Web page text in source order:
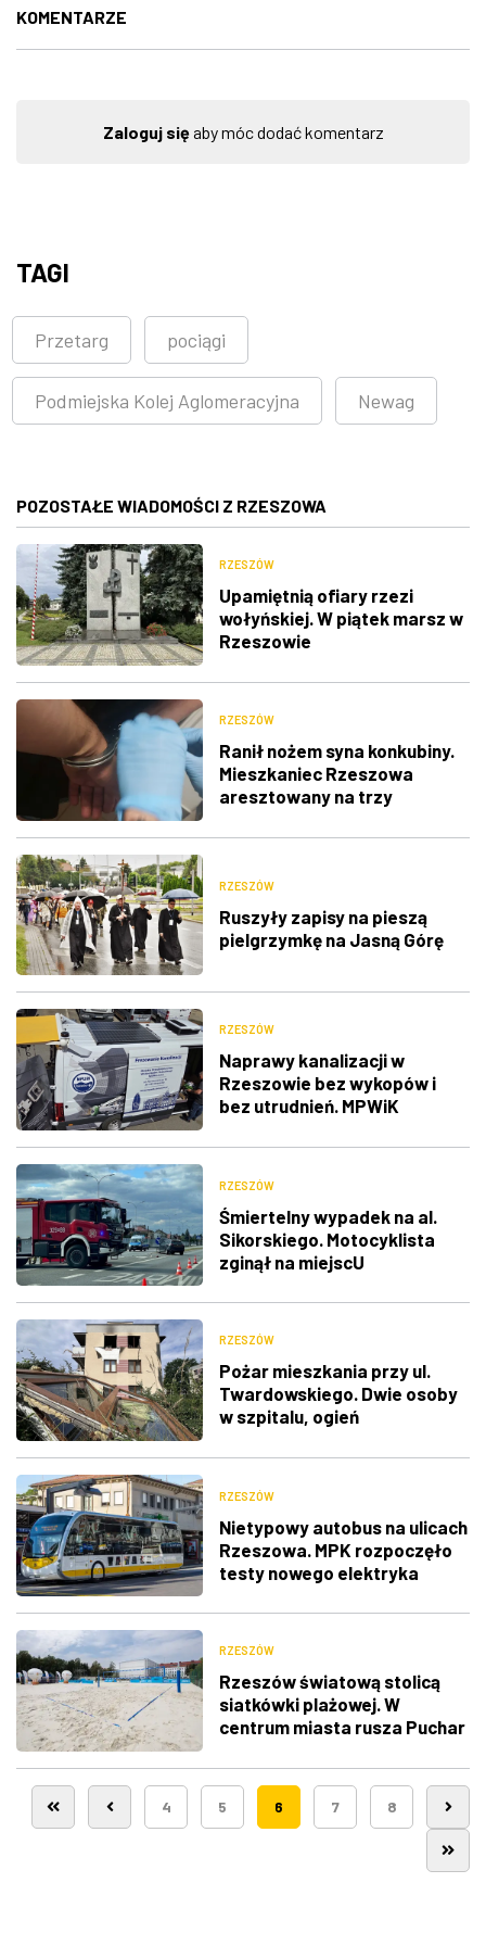
KOMENTARZE
Zaloguj sięaby móc dodać komentarz
TAGI
Przetarg pociągi
Podmiejska Kolej Aglomeracyjna Newag
POZOSTAŁE WIADOMOŚCI Z RZESZOWA
RZESZÓW
Upamiętnią ofiary rzezi
wołyńskiej. W piątek marsz w
Rzeszowie
RZESZÓW
Ranił nożem syna konkubiny.
Mieszkaniec Rzeszowa
aresztowany na trzy
RZESZÓW
Ruszyły zapisy na pieszą
pielgrzymkę na Jasną Górę
RZESZÓW
Naprawy kanalizacji w
Rzeszowie bez wykopów i
bez utrudnień. MPWiK
sprzęt
RZESZÓW
Śmiertelny wypadek na al.
Sikorskiego. Motocyklista
zginął na miejscU
RZESZÓW
Pożar mieszkania przy ul.
Twardowskiego. Dwie osoby
w szpitalu, ogień
RZESZÓW
Nietypowy autobus na ulicach
Rzeszowa. MPK rozpoczęło
testy nowego elektryka
RZESZÓW
Rzeszów światową stolicą
siatkówki plażowej. W
centrum miasta rusza Puchar
4 5 6 7 8